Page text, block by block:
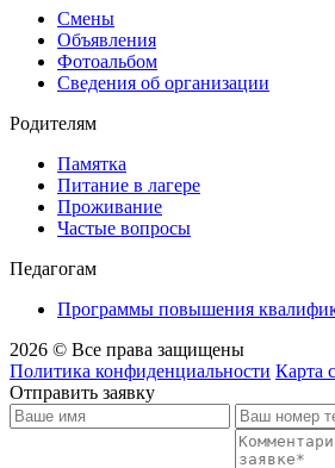
Смены
Объявления
Фотоальбом
Сведения об организации
Родителям
Памятка
Питание в лагере
Проживание
Частые вопросы
Педагогам
Программы повышения
2026 © Все права защищены
Политика конфиденциальности Карта
Отправить заявку